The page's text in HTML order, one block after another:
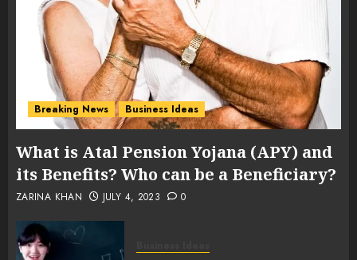
Breaking News Business Ideas
What is Atal Pension Yojana (APY) and
its Benefits? Who can be a Beneficiary?
ZARINA KHAN JULY 4, 2023 0